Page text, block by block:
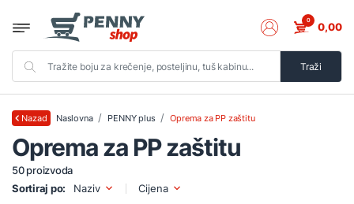
Traži
0 0,00
Nazad Naslovna PENNY plus Oprema za PP zaštitu
Oprema za PP zaštitu
50 proizvoda
Sortiraj po:
Naziv Cijena